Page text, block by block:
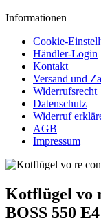
Informationen
Cookie-
Händler-Login
Kontakt
Versand und
Widerrufsrecht
Datenschutz
Widerruf
AGB
Impressum
Kotflügel vo
BOSS 550 E4